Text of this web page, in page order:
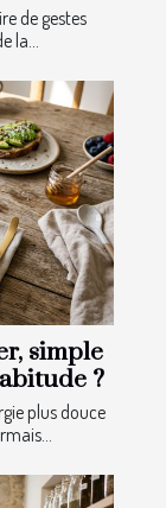
de gestes
simple
?
plus douce